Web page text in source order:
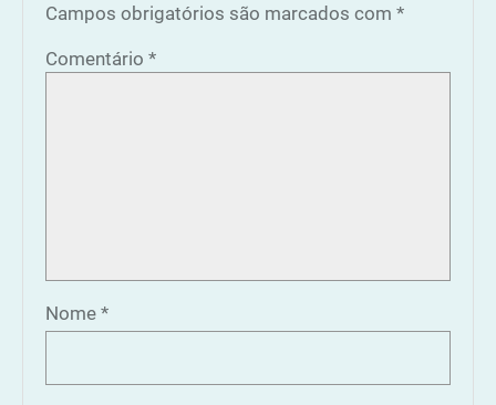
Campos obrigatórios são marcados com *
Comentário *
Nome *